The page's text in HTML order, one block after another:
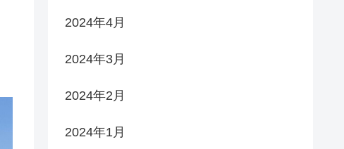
2024年4月
2024年3月
2024年2月
2024年1月